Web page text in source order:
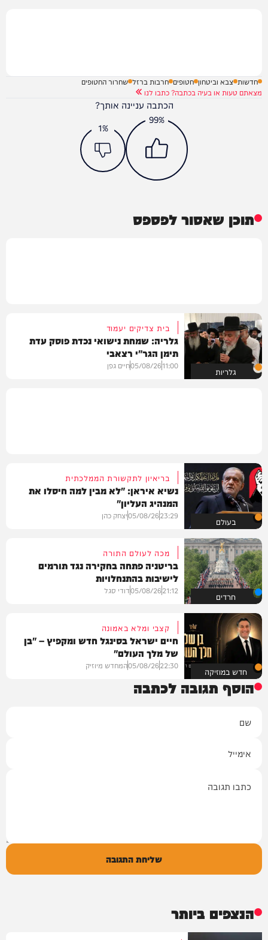
חדשות צבא וביטחון חטופים חרבות ברזל שחרור החטופים
מצאתם טעות או בעיה בכתבה? כתבו לנו
הכתבה עניינה אותך?
99%
1%
תוכן שאסור לפספס
גלריות
בית צדיקים יעמוד
גלריה: שמחת נישואי נכדת פוסק עדת
תימן הגר"י רצאבי
11:00
05/08/26חיים גפן
בעולם
בריאיון לתקשורת הממלכתית
נשיא איראן: "לא מבין למה חיסלו את
המנהיג העליון"
23:29
05/08/26יצחק כהן
חרדים
מכה לעולם התורה
בריטניה פתחה בחקירה נגד תורמים
לישיבות בהתנחלויות
21:12
05/08/26דודי סגל
חדש במוזיקה
קצבי ומלא באמונה
חיים ישראל בסינגל חדש ומקפיץ – "בן
של מלך העולם"
22:30
05/08/26המחדש מיוזיק
הוסף תגובה לכתבה
שליחת התגובה
הנצפים ביותר